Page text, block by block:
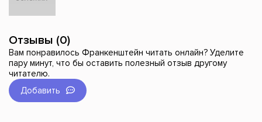
Отзывы (0)
Вам понравилось Франкенштейн читать онлайн? Уделите
пару минут, что бы оставить полезный отзыв другому
читателю.
Добавить